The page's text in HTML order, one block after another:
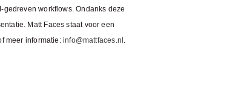
workflows. Ondanks deze
Matt Faces staat voor een
meer informatie: info@mattfaces.nl